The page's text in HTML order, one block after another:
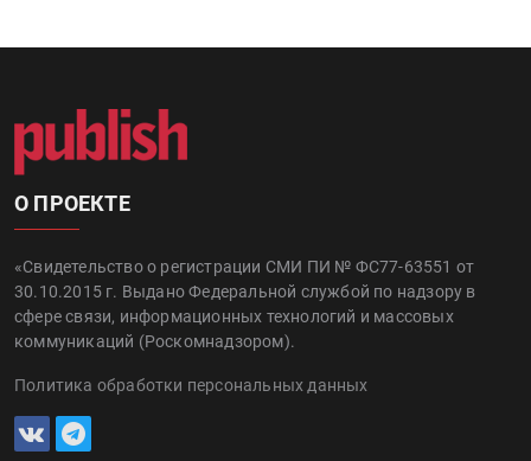
О ПРОЕКТЕ
«Свидетельство о регистрации СМИ ПИ № ФС77-63551 от
30.10.2015 г. Выдано Федеральной службой по надзору в
сфере связи, информационных технологий и массовых
коммуникаций (Роскомнадзором).
Политика обработки персональных данных